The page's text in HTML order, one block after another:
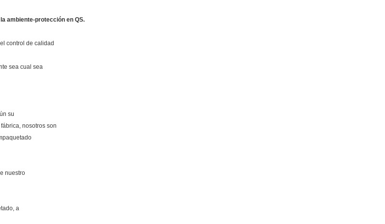
ambiente-protección en QS.
control de calidad
sea cual sea
su
nosotros son
nuestro
a